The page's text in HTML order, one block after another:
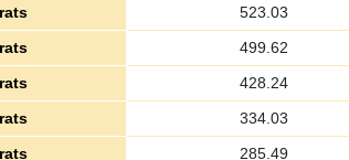
523.03
499.62
428.24
334.03
285.49